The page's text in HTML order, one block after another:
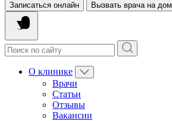
Записаться онлайн Вызвать врача на дом
О клинике
Врачи
Статьи
Отзывы
Вакансии